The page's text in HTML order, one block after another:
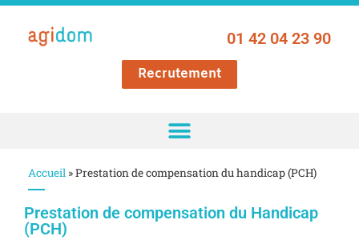
01 42 04 23 90
Recrutement
Accueil »Prestation de compensation du handicap (PCH)
Prestation de compensation du Handicap
(PCH)